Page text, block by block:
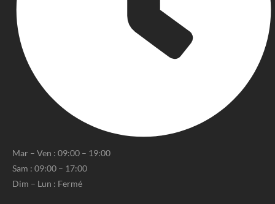
Mar – Ven : 09:00 – 19:00
Sam : 09:00 – 17:00
Dim – Lun : Fermé